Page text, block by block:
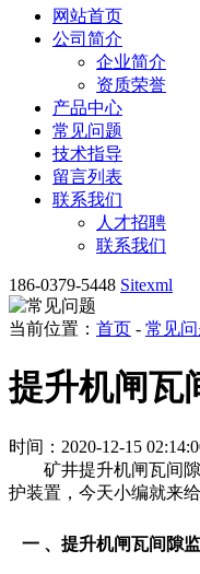
网站首页
公司简介
企业简介
资质荣誉
产品中心
常见问题
技术指导
留言列表
联系我们
人才招聘
联系我们
186-0379-5448 Sitexml
当前位置： 首页 - 常见
提升机闸瓦
时间：2020-12-15
矿井提升机闸瓦间隙
护装置，今天小编就来
一 、提升机闸瓦间隙